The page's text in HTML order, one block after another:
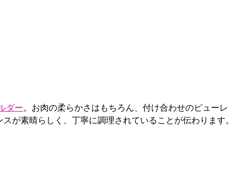
ダー。お肉の柔らかさはもちろん、付け合わせのピューレ
が素晴らしく、丁寧に調理されていることが伝わります。